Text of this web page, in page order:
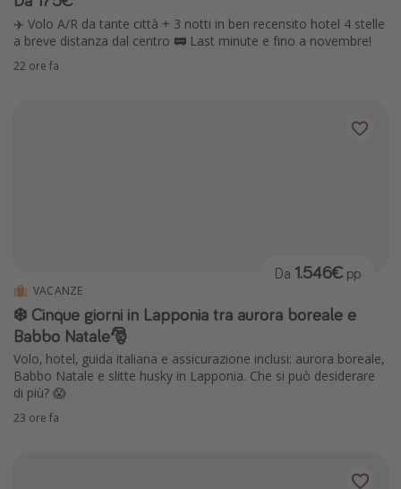
✈️ Volo A/R da tante città + 3 notti in ben recensito hotel 4 stelle
a breve distanza dal centro 🚃 Last minute e fino a novembre!
22 ore fa
VACANZE
❄️ Cinque giorni in Lapponia tra aurora boreale e
Babbo Natale🎅
Volo, hotel, guida italiana e assicurazione inclusi: aurora boreale,
Babbo Natale e slitte husky in Lapponia. Che si può desiderare
di più? 😱
Da 1.546€ pp
23 ore fa